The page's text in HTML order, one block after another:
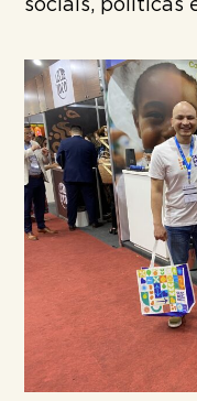
sociais, políticas